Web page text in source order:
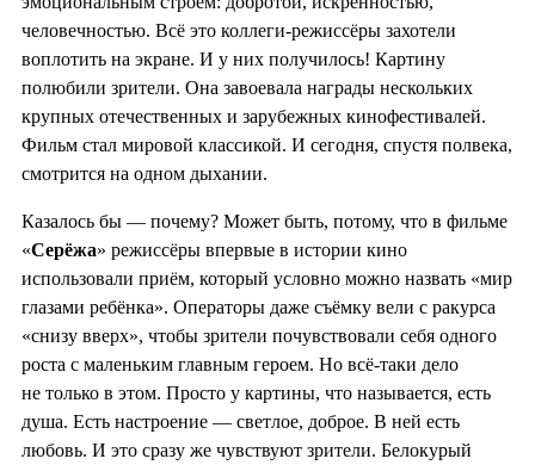
человечностью. Всё это коллеги-режиссёры захотели
воплотить на экране. И у них получилось! Картину
полюбили зрители. Она завоевала награды нескольких
крупных отечественных и зарубежных кинофестивалей.
Фильм стал мировой классикой. И сегодня, спустя полвека,
смотрится на одном дыхании.
Казалось бы — почему? Может быть, потому, что в фильме
«Серёжа» режиссёры впервые в истории кино
использовали приём, который условно можно назвать «мир
глазами ребёнка». Операторы даже съёмку вели с ракурса
«снизу вверх», чтобы зрители почувствовали себя одного
роста с маленьким главным героем. Но всё-таки дело
не только в этом. Просто у картины, что называется, есть
душа. Есть настроение — светлое, доброе. В ней есть
любовь. И это сразу же чувствуют зрители. Белокурый